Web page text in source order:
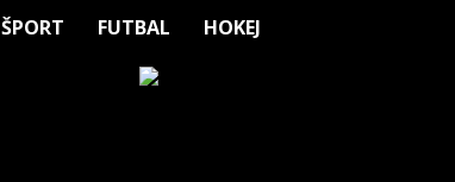
ŠPORT FUTBAL HOKEJ